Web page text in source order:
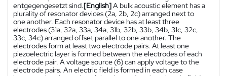
entgegengesetzt sind.[English]A bulk acoustic element has a
plurality of resonator devices (2a, 2b, 2c) arranged next to
one another. Each resonator device has at least three
electrodes (31a, 32a, 33a, 34a, 31b, 32b, 33b, 34b, 31c, 32c,
33c, 34c) arranged offset parallel to one another. The
electrodes form at least two electrode pairs. At least one
piezoelectric layer is formed between the electrodes of each
electrode pair. A voltage source (6) can apply voltage to the
electrode pairs. An electric field is formed in each case